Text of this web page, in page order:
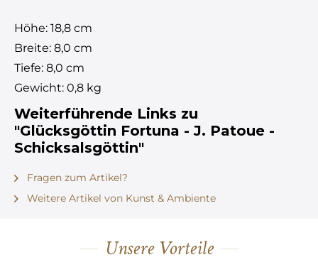
Höhe: 18,8 cm
Breite: 8,0 cm
Tiefe: 8,0 cm
Gewicht: 0,8 kg
Weiterführende Links zu
"Glücksgöttin Fortuna - J. Patoue -
Schicksalsgöttin"
Fragen zum Artikel?
Weitere Artikel von Kunst & Ambiente
Unsere Vorteile